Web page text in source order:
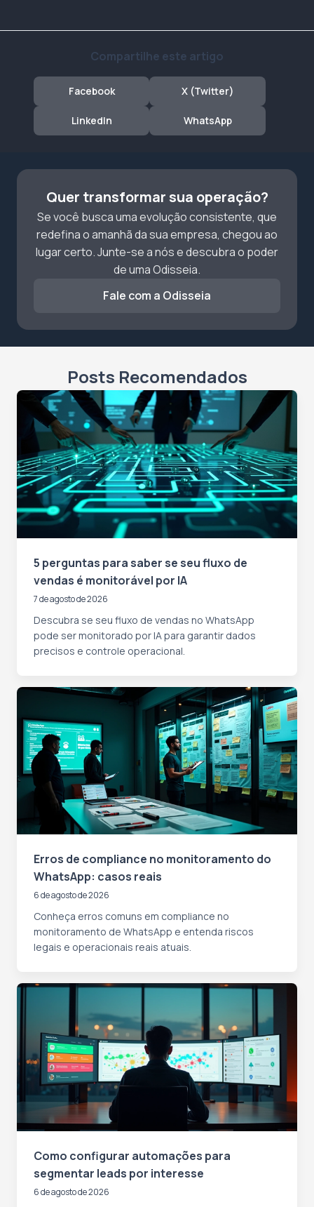
Compartilhe este artigo
Facebook X (Twitter)
LinkedIn WhatsApp
Quer transformar sua operação?
Se você busca uma evolução consistente, que
redefina o amanhã da sua empresa, chegou ao
lugar certo. Junte-se a nós e descubra o poder
de uma Odisseia.
Fale com a Odisseia
Posts Recomendados
5 perguntas para saber se seu fluxo de
vendas é monitorável por IA
7 de agosto de 2026
Descubra se seu fluxo de vendas no WhatsApp
pode ser monitorado por IA para garantir dados
precisos e controle operacional.
Erros de compliance no monitoramento do
WhatsApp: casos reais
6 de agosto de 2026
Conheça erros comuns em compliance no
monitoramento de WhatsApp e entenda riscos
legais e operacionais reais atuais.
Como configurar automações para
segmentar leads por interesse
6 de agosto de 2026